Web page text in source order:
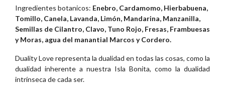
Ingredientes botanicos: Enebro, Cardamomo, Hierbabuena,
Tomillo, Canela, Lavanda, Limón, Mandarina, Manzanilla,
Semillas de Cilantro, Clavo, Tuno Rojo, Fresas, Frambuesas
y Moras, agua del manantial Marcos y Cordero.
Duality Love representa la dualidad en todas las cosas, como la
dualidad inherente a nuestra Isla Bonita, como la dualidad
intrínseca de cada ser.